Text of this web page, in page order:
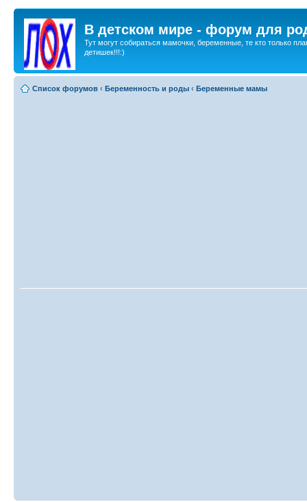
В детском мире - форум для
Тут могут собираться мамочки, беременные, те кто только
детишек!!!:)
Список форумов ‹ Беременность и роды ‹ Беременные мамы